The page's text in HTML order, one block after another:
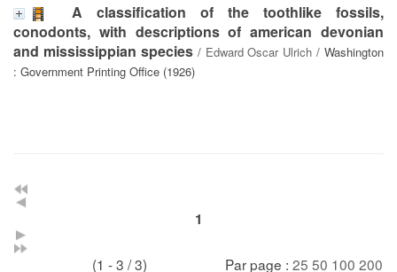
A classification of the toothlike fossils,
conodonts, with descriptions of american devonian
and mississippian species/ Edward Oscar Ulrich / Washington
: Government Printing Office (1926)
1
(1 - 3 / 3) Par page : 25 50 100 200